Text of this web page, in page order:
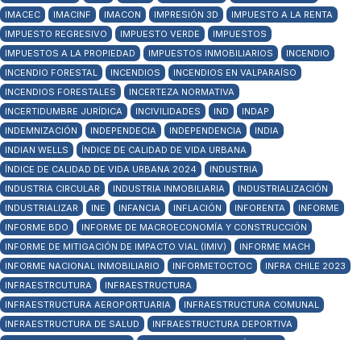
IMACEC
IMACINF IMACON IMPRESIÓN 3D
IMPUESTO A LA RENTA
IMPUESTO REGRESIVO
IMPUESTO VERDE
IMPUESTOS
IMPUESTOS A LA PROPIEDAD
IMPUESTOS INMOBILIARIOS
INCENDIO
INCENDIO FORESTAL
INCENDIOS
INCENDIOS EN VALPARAÍSO
INCENDIOS FORESTALES
INCERTEZA NORMATIVA
INCERTIDUMBRE JURÍDICA
INCIVILIDADES IND
INDAP
INDEMNIZACIÓN
INDEPENDECIA INDEPENDENCIA
INDIA
INDIAN WELLS
ÍNDICE DE CALIDAD DE VIDA URBANA
ÍNDICE DE CALIDAD DE VIDA URBANA 2024
INDUSTRIA
INDUSTRIA CIRCULAR
INDUSTRIA INMOBILIARIA
INDUSTRIALIZACIÓN
INDUSTRIALIZAR
INE INFANCIA INFLACIÓN INFORENTA
INFORME
INFORME BDO
INFORME DE MACROECONOMÍA Y CONSTRUCCIÓN
INFORME DE MITIGACIÓN DE IMPACTO VIAL (IMIV)
INFORME MACH
INFORME NACIONAL INMOBILIARIO
INFORMETOCTOC
INFRA CHILE 2023
INFRAESTRCUTURA
INFRAESTRUCTURA
INFRAESTRUCTURA AEROPORTUARIA
INFRAESTRUCTURA COMUNAL
INFRAESTRUCTURA DE SALUD
INFRAESTRUCTURA DEPORTIVA